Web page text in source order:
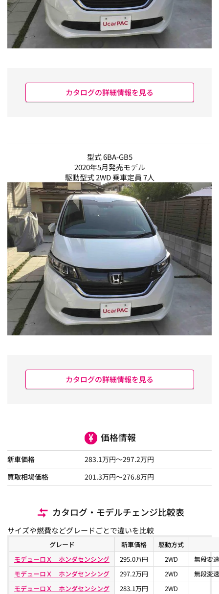
カタログの詳細情報を見る
型式 6BA-GB5
2020年5月発売モデル
駆動型式 2WD 乗車定員 7人
カタログの詳細情報を見る
価格情報
新車価格 283.1万円～297.2万円
買取相場価格
201.3万円〜276.8万円
カタログ・モデルチェンジ比較表
サイズや燃費などグレードごとで違いを比較
グレード 新車価格
駆動方式
モデューロＸ ホンダセンシング
295.0万円 2WD
無段変
モデューロＸ ホンダセンシング
297.2万円 2WD
無段変
モデューロＸ ホンダセンシング
283.1万円
2WD